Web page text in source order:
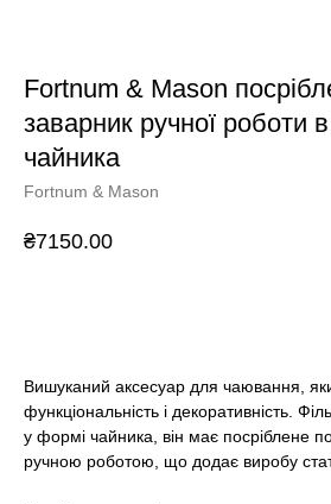
Fortnum & Mason
заварник ручної роботи
чайника
Fortnum & Mason
₴7150.00
Вишуканий аксесуар для чаювання,
функціональність і декоративність.
у формі чайника, він має посріблене
ручною роботою, що додає виробу